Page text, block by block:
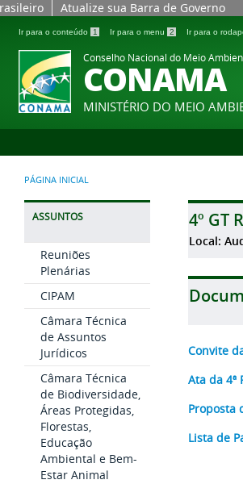
Atualize sua Barra de Governo
Ir para o conteúdo 1 Ir para o menu 2 Ir para o
Conselho Nacional do Meio
CONAMA
MINISTÉRIO DO MEIO
PÁGINA INICIAL
ASSUNTOS
Reuniões
Plenárias
CIPAM
Câmara Técnica
de Assuntos
Jurídicos
Câmara Técnica
de Biodiversidade,
Áreas Protegidas,
Florestas,
Educação
Ambiental e Bem-
Estar Animal
4º GT
Local:
Convite
Ata da 4ª
Proposta
Lista de